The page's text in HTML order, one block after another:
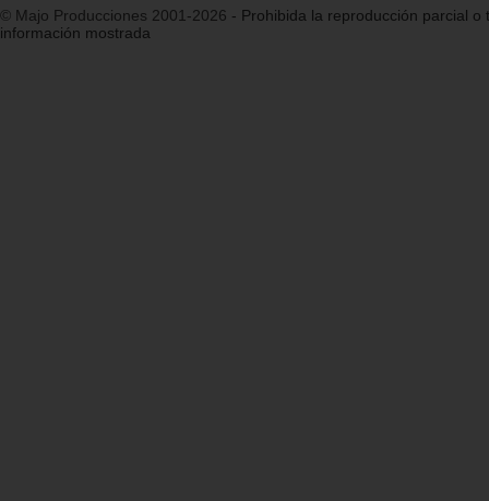
© Majo Producciones 2001-2026 - Prohibida la reproducción parcial o
información mostrada